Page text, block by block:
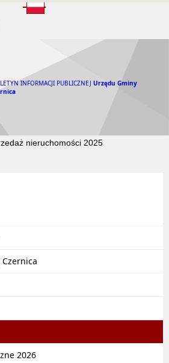
INFORMACJI PUBLICZNEJ Urzędu Gminy
nieruchomości 2025
2026